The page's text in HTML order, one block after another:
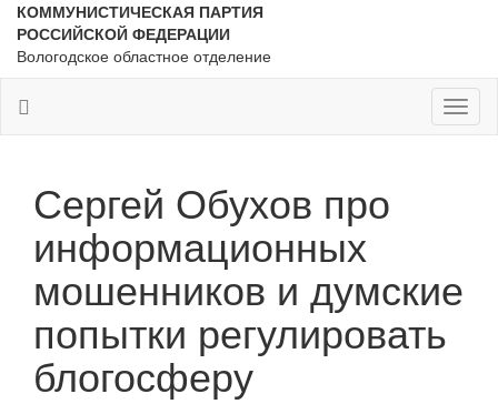
КОММУНИСТИЧЕСКАЯ ПАРТИЯ
РОССИЙСКОЙ ФЕДЕРАЦИИ
Вологодское областное отделение
Сергей Обухов про
информационных
мошенников и думские
попытки регулировать
блогосферу